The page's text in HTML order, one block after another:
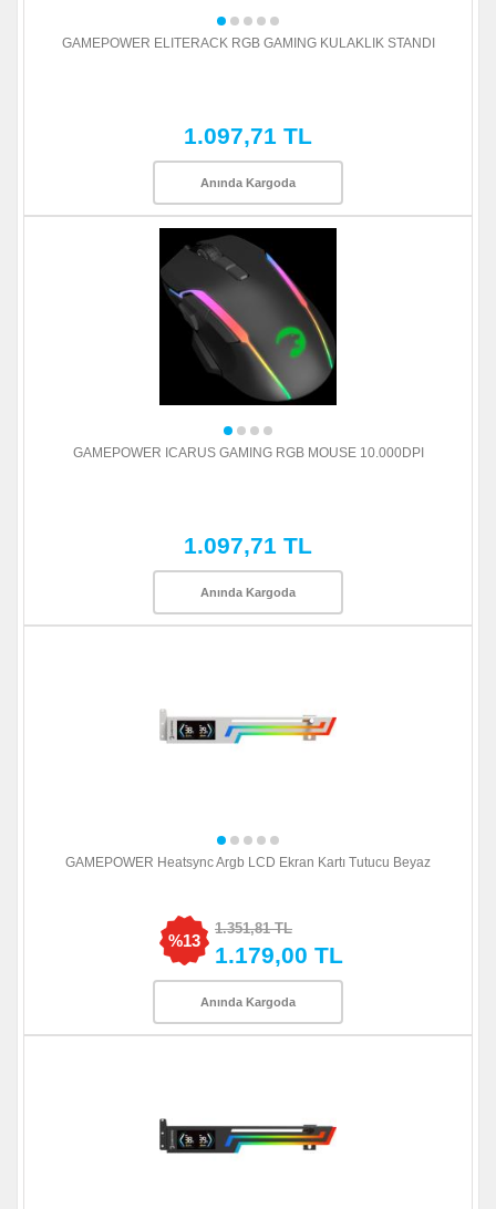
GAMEPOWER ELITERACK RGB GAMING KULAKLIK STANDI
1.097,71 TL
Anında Kargoda
GAMEPOWER ICARUS GAMING RGB MOUSE 10.000DPI
1.097,71 TL
Anında Kargoda
GAMEPOWER Heatsync Argb LCD Ekran Kartı Tutucu Beyaz
%13
1.351,81 TL
1.179,00 TL
Anında Kargoda